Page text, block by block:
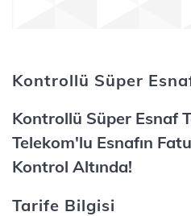
Kontrollü Süper
Kontrollü Süper Esnaf
Telekom'lu Esnafın
Kontrol Altında!
Tarife Bilgisi